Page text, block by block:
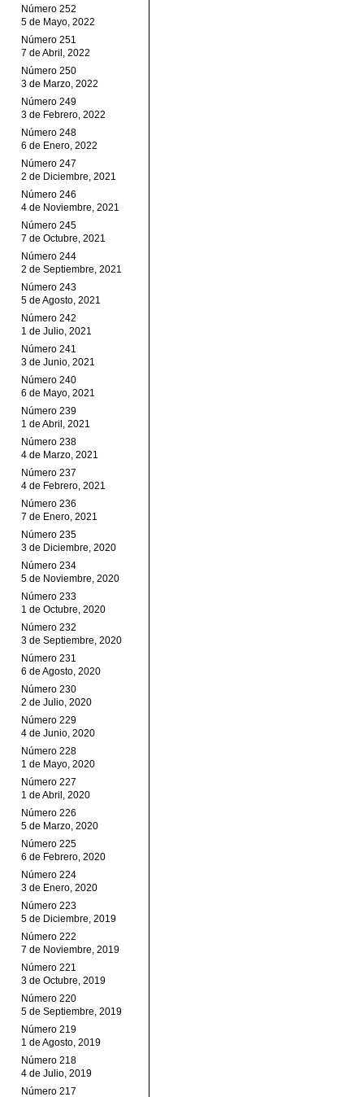
Número 252
5 de Mayo, 2022
Número 251
7 de Abril, 2022
Número 250
3 de Marzo, 2022
Número 249
3 de Febrero, 2022
Número 248
6 de Enero, 2022
Número 247
2 de Diciembre, 2021
Número 246
4 de Noviembre, 2021
Número 245
7 de Octubre, 2021
Número 244
2 de Septiembre, 2021
Número 243
5 de Agosto, 2021
Número 242
1 de Julio, 2021
Número 241
3 de Junio, 2021
Número 240
6 de Mayo, 2021
Número 239
1 de Abril, 2021
Número 238
4 de Marzo, 2021
Número 237
4 de Febrero, 2021
Número 236
7 de Enero, 2021
Número 235
3 de Diciembre, 2020
Número 234
5 de Noviembre, 2020
Número 233
1 de Octubre, 2020
Número 232
3 de Septiembre, 2020
Número 231
6 de Agosto, 2020
Número 230
2 de Julio, 2020
Número 229
4 de Junio, 2020
Número 228
1 de Mayo, 2020
Número 227
1 de Abril, 2020
Número 226
5 de Marzo, 2020
Número 225
6 de Febrero, 2020
Número 224
3 de Enero, 2020
Número 223
5 de Diciembre, 2019
Número 222
7 de Noviembre, 2019
Número 221
3 de Octubre, 2019
Número 220
5 de Septiembre, 2019
Número 219
1 de Agosto, 2019
Número 218
4 de Julio, 2019
Número 217